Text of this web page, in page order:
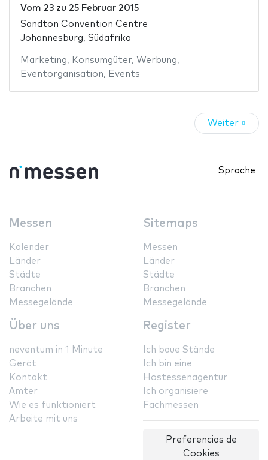
Vom 23zu 25 Februar 2015
Sandton Convention Centre
Johannesburg, Südafrika
Marketing, Konsumgüter, Werbung,
Eventorganisation, Events
Weiter »
Sprache
Messen
Kalender
Länder
Städte
Branchen
Messegelände
Sitemaps
Messen
Länder
Städte
Branchen
Messegelände
Über uns
neventum in 1 Minute
Gerät
Kontakt
Ämter
Wie es funktioniert
Arbeite mit uns
Register
Ich baue Stände
Ich bin eine
Hostessenagentur
Ich organisiere
Fachmessen
Preferencias de
Cookies